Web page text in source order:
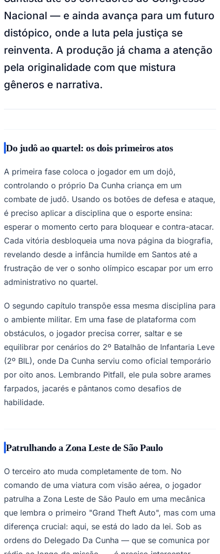
Corinthians
Nacional — e ainda avança para um futuro
distópico, onde a luta pela justiça se
reinventa. A produção já chama a atenção
pela originalidade com que mistura
gêneros e narrativa.
Do judô ao quartel: os dois primeiros atos
A primeira fase coloca o jogador em um dojô,
controlando o próprio Da Cunha criança em um
combate de judô. Usando os botões de defesa e ataque,
é preciso aplicar a disciplina que o esporte ensina:
esperar o momento certo para bloquear e contra-atacar.
Cada vitória desbloqueia uma nova página da biografia,
revelando desde a infância humilde em Santos até a
frustração de ver o sonho olímpico escapar por um erro
administrativo no quartel.
O segundo capítulo transpõe essa mesma disciplina para
o ambiente militar. Em uma fase de plataforma com
obstáculos, o jogador precisa correr, saltar e se
equilibrar por cenários do 2º Batalhão de Infantaria Leve
(2º BIL), onde Da Cunha serviu como oficial temporário
por oito anos. Lembrando Pitfall, ele pula sobre arames
farpados, jacarés e pântanos como desafios de
habilidade.
Patrulhando a Zona Leste de São Paulo
O terceiro ato muda completamente de tom. No
comando de uma viatura com visão aérea, o jogador
patrulha a Zona Leste de São Paulo em uma mecânica
que lembra o primeiro "Grand Theft Auto", mas com uma
diferença crucial: aqui, se está do lado da lei. Sob as
ordens do Delegado Da Cunha — que se comunica por